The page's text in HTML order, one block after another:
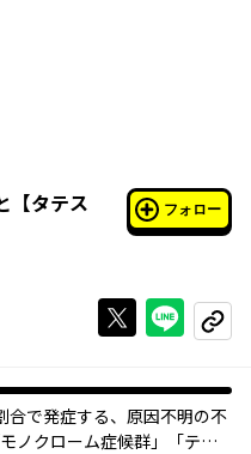
【タテス
フォロー
Xで投稿する
ライン
コピー
合で発症する、原因不明の不
ノクローム症候群」「テレ